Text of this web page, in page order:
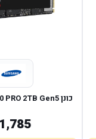
כונן Samsung 9100 PRO 2TB Gen5
1,785